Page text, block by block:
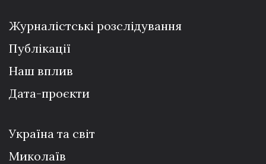
Журналістські розслідування
Публікації
Наш вплив
Дата-проєкти
Україна та світ
Миколаїв